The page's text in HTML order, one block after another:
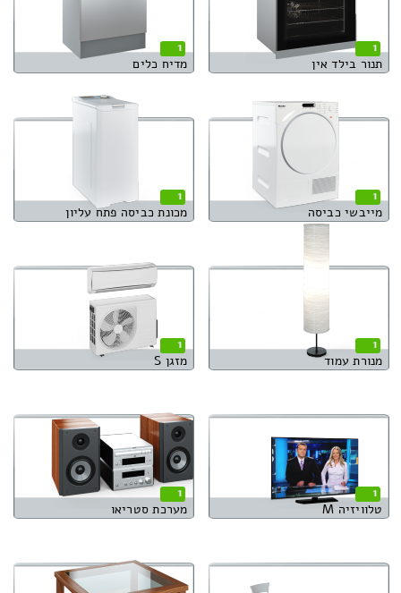
1
תנור בילד אין
1
מדיח כלים
1
מייבשי כביסה
1
מכונת כביסה פתח עליון
1
מנורת עמוד
1
מזגן S
1
טלוויזיה M
1
מערכת סטריאו